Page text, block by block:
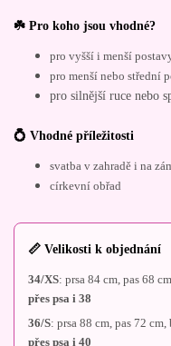
☘️ Pro koho jsou vhodné?
pro vyšší i menší
pro menší nebo střední
pro silnější ruce nebo
💍 Vhodné příležitosti
svatba v zahradě i na
církevní obřad
📏 Velikosti k objednání
34/XS: prsa 84 cm, pas 68
přes psa i 38
36/S: prsa 88 cm, pas 72
přes psa i 40